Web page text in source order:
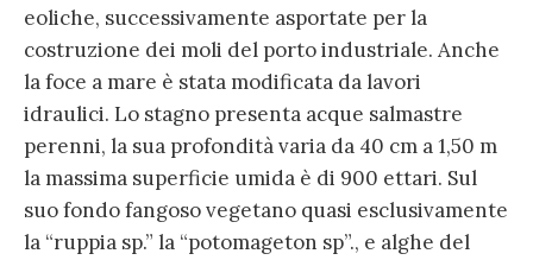
eoliche, successivamente asportate per la
costruzione dei moli del porto industriale. Anche
la foce a mare è stata modificata da lavori
idraulici. Lo stagno presenta acque salmastre
perenni, la sua profondità varia da 40 cm a 1,50 m
la massima superficie umida è di 900 ettari. Sul
suo fondo fangoso vegetano quasi esclusivamente
la “ruppia sp.” la “potomageton sp”., e alghe del